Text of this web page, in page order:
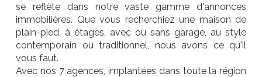
se reflète dans notre vaste gamme d'annonces
immobilières. Que vous recherchiez une maison de
plain-pied, à étages, avec ou sans garage, au style
contemporain ou traditionnel, nous avons ce qu'il
vous faut.
Avec nos 7 agences, implantées dans toute la région